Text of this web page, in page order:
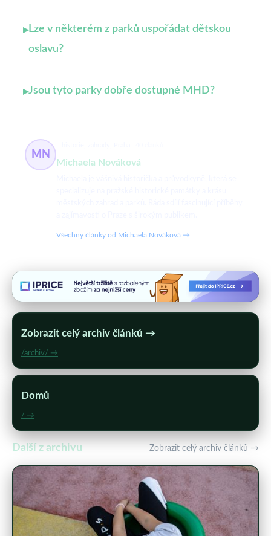
▸Lze v některém z parků uspořádat dětskou
oslavu?
▸Jsou tyto parky dobře dostupné MHD?
MN
Michaela Nováková
Všechny články od Michaela Nováková →
Zobrazit celý archiv článků →
/archiv/ →
Domů
/ →
Další z archivu Zobrazit celý archiv článků →